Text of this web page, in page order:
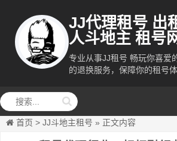
JJ代理租号 出
人斗地主 租号
专业从事JJ租号 畅玩你喜爱
的退换服务，保障你的租号
首页 > JJ斗地主租号 » 正文内容